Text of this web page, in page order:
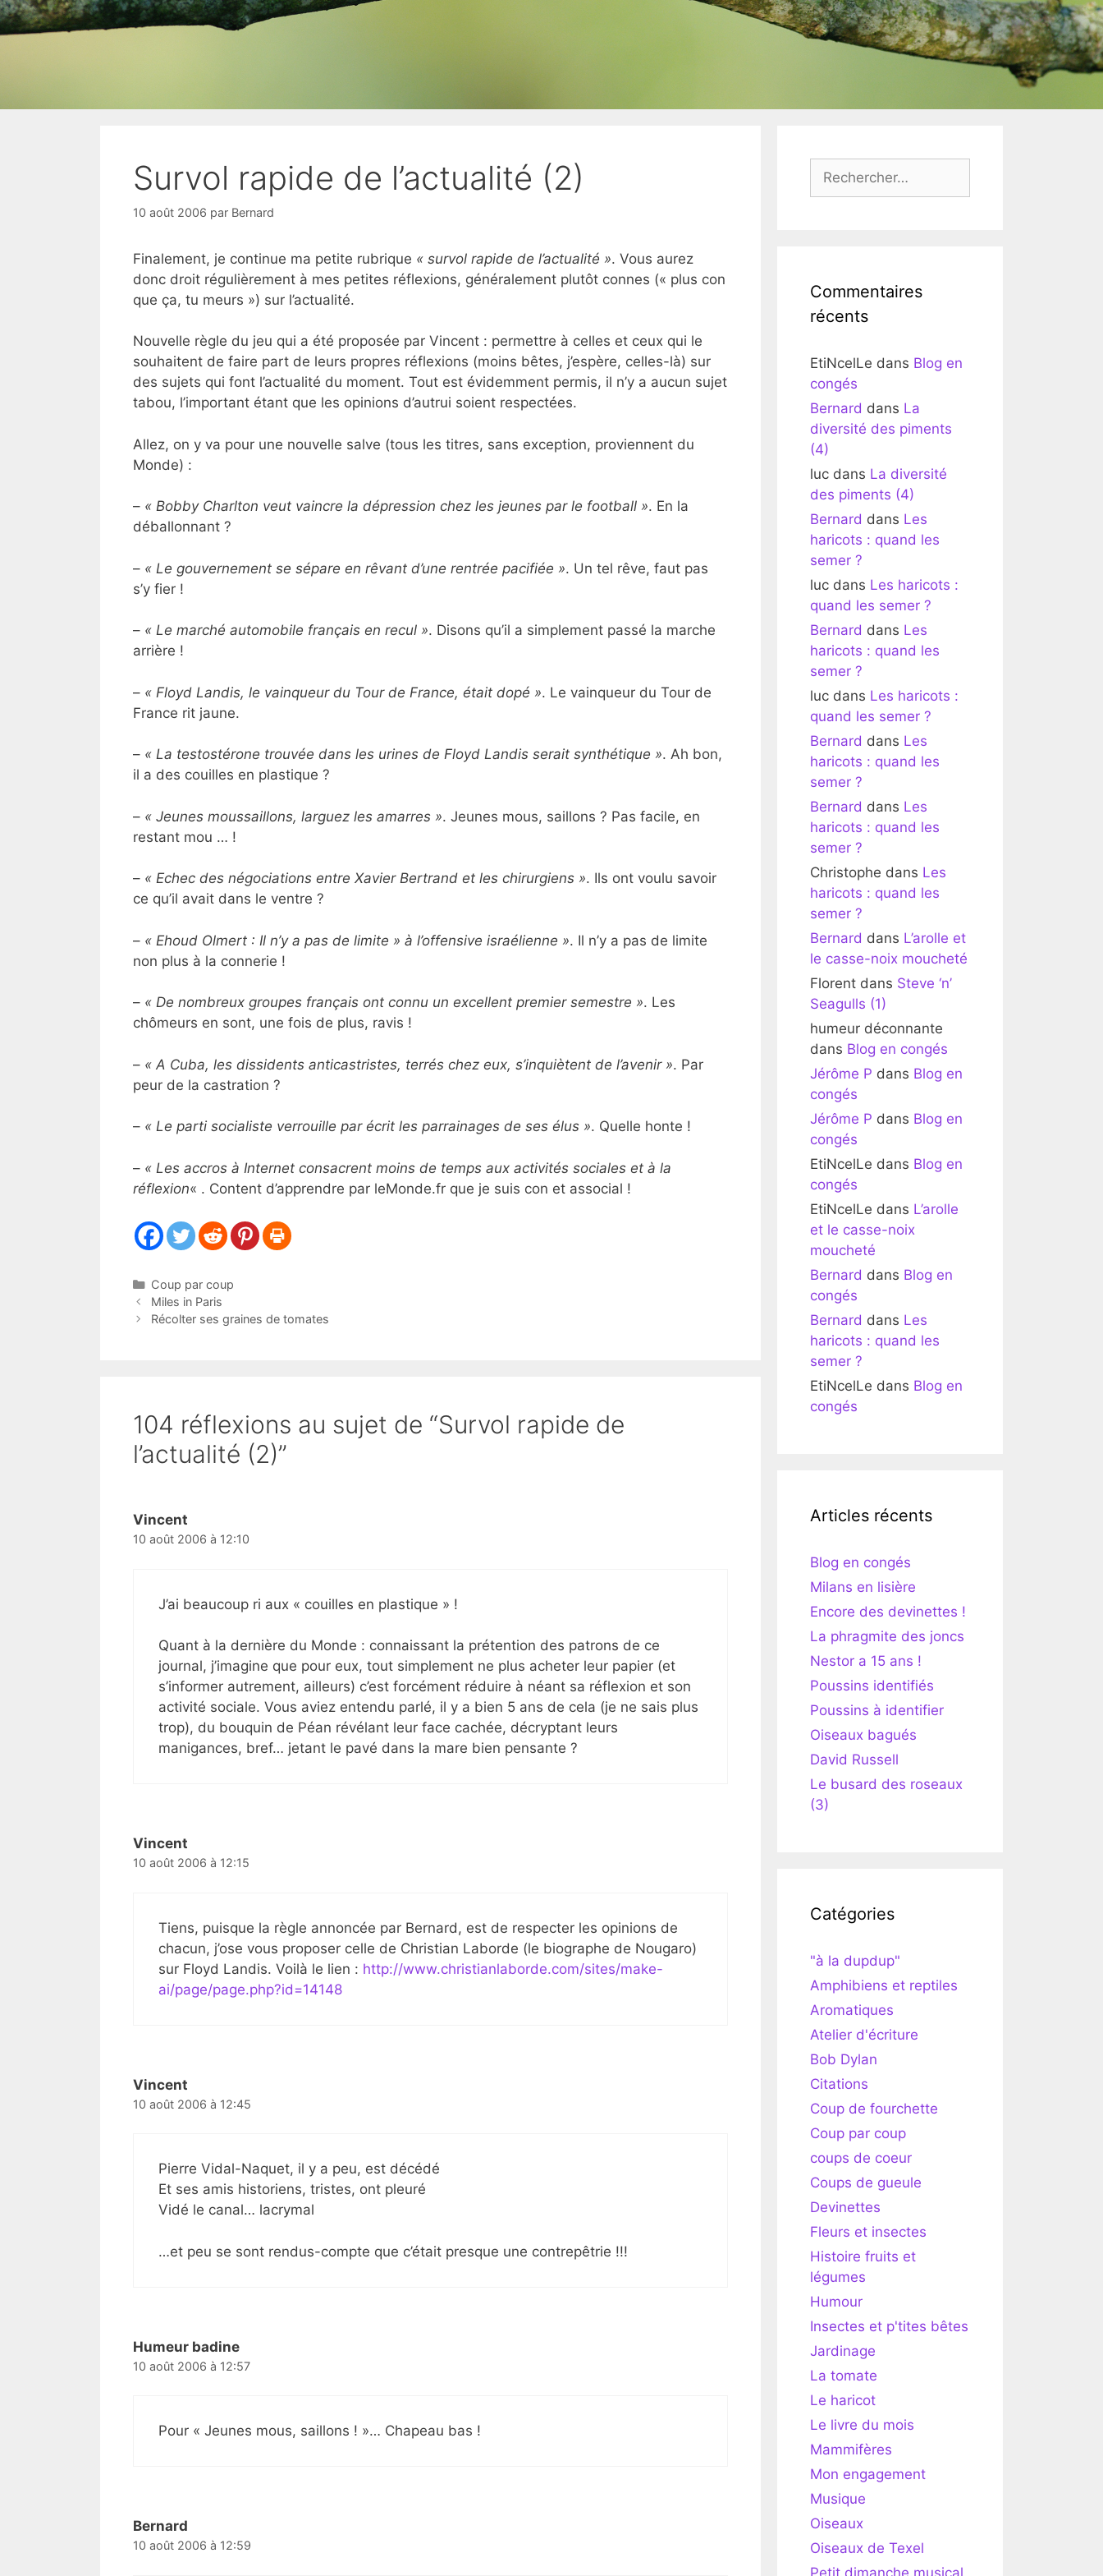
Survol rapide de l’actualité (2)
10 août 2006 par Bernard
Finalement, je continue ma petite rubrique « survol rapide de l’actualité ». Vous aurez
donc droit régulièrement à mes petites réflexions, généralement plutôt connes (« plus con
que ça, tu meurs ») sur l’actualité.
Nouvelle règle du jeu qui a été proposée par Vincent : permettre à celles et ceux qui le
souhaitent de faire part de leurs propres réflexions (moins bêtes, j’espère, celles-là) sur
des sujets qui font l’actualité du moment. Tout est évidemment permis, il n’y a aucun sujet
tabou, l’important étant que les opinions d’autrui soient respectées.
Allez, on y va pour une nouvelle salve (tous les titres, sans exception, proviennent du
Monde) :
– « Bobby Charlton veut vaincre la dépression chez les jeunes par le football ». En la
déballonnant ?
– « Le gouvernement se sépare en rêvant d’une rentrée pacifiée ». Un tel rêve, faut pas
s’y fier !
– « Le marché automobile français en recul ». Disons qu’il a simplement passé la marche
arrière !
– « Floyd Landis, le vainqueur du Tour de France, était dopé ». Le vainqueur du Tour de
France rit jaune.
– « La testostérone trouvée dans les urines de Floyd Landis serait synthétique ». Ah bon,
il a des couilles en plastique ?
– « Jeunes moussaillons, larguez les amarres ». Jeunes mous, saillons ? Pas facile, en
restant mou … !
– « Echec des négociations entre Xavier Bertrand et les chirurgiens ». Ils ont voulu savoir
ce qu’il avait dans le ventre ?
– « Ehoud Olmert : Il n’y a pas de limite » à l’offensive israélienne ». Il n’y a pas de limite
non plus à la connerie !
– « De nombreux groupes français ont connu un excellent premier semestre ». Les
chômeurs en sont, une fois de plus, ravis !
– « A Cuba, les dissidents anticastristes, terrés chez eux, s’inquiètent de l’avenir ». Par
peur de la castration ?
– « Le parti socialiste verrouille par écrit les parrainages de ses élus ». Quelle honte !
– « Les accros à Internet consacrent moins de temps aux activités sociales et à la
réflexion« . Content d’apprendre par leMonde.fr que je suis con et associal !
Catégories
Coup par coup
Miles in Paris
Récolter ses graines de tomates
104 réflexions au sujet de “Survol rapide de
l’actualité (2)”
Vincent
10 août 2006 à 12:10
J’ai beaucoup ri aux « couilles en plastique » !
Quant à la dernière du Monde : connaissant la prétention des patrons de ce
journal, j’imagine que pour eux, tout simplement ne plus acheter leur papier (et
s’informer autrement, ailleurs) c’est forcément réduire à néant sa réflexion et son
activité sociale. Vous aviez entendu parlé, il y a bien 5 ans de cela (je ne sais plus
trop), du bouquin de Péan révélant leur face cachée, décryptant leurs
manigances, bref… jetant le pavé dans la mare bien pensante ?
Vincent
10 août 2006 à 12:15
Tiens, puisque la règle annoncée par Bernard, est de respecter les opinions de
chacun, j’ose vous proposer celle de Christian Laborde (le biographe de Nougaro)
sur Floyd Landis. Voilà le lien : http://www.christianlaborde.com/sites/make-
ai/page/page.php?id=14148
Vincent
10 août 2006 à 12:45
Pierre Vidal-Naquet, il y a peu, est décédé
Et ses amis historiens, tristes, ont pleuré
Vidé le canal… lacrymal
…et peu se sont rendus-compte que c’était presque une contrepêtrie !!!
Humeur badine
10 août 2006 à 12:57
Pour « Jeunes mous, saillons ! »… Chapeau bas !
Bernard
10 août 2006 à 12:59
Commentaires
récents
EtiNcelLe dans Blog en
congés
Bernard dans La
diversité des piments
(4)
luc dans La diversité
des piments (4)
Bernard dans Les
haricots : quand les
semer ?
luc dans Les haricots :
quand les semer ?
Bernard dans Les
haricots : quand les
semer ?
luc dans Les haricots :
quand les semer ?
Bernard dans Les
haricots : quand les
semer ?
Bernard dans Les
haricots : quand les
semer ?
Christophe dans Les
haricots : quand les
semer ?
Bernard dans L’arolle et
le casse-noix moucheté
Florent dans Steve ‘n’
Seagulls (1)
humeur déconnante
dans Blog en congés
Jérôme P dans Blog en
congés
Jérôme P dans Blog en
congés
EtiNcelLe dans Blog en
congés
EtiNcelLe dans L’arolle
et le casse-noix
moucheté
Bernard dans Blog en
congés
Bernard dans Les
haricots : quand les
semer ?
EtiNcelLe dans Blog en
congés
Articles récents
Blog en congés
Milans en lisière
Encore des devinettes !
La phragmite des joncs
Nestor a 15 ans !
Poussins identifiés
Poussins à identifier
Oiseaux bagués
David Russell
Le busard des roseaux
(3)
Catégories
"à la dupdup"
Amphibiens et reptiles
Aromatiques
Atelier d'écriture
Bob Dylan
Citations
Coup de fourchette
Coup par coup
coups de coeur
Coups de gueule
Devinettes
Fleurs et insectes
Histoire fruits et
légumes
Humour
Insectes et p'tites bêtes
Jardinage
La tomate
Le haricot
Le livre du mois
Mammifères
Mon engagement
Musique
Oiseaux
Oiseaux de Texel
Petit dimanche musical